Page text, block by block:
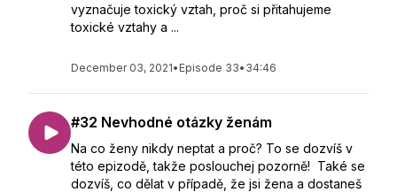
vyznačuje toxický vztah, proč si přitahujeme
toxické vztahy a ...
December 03, 2021• Episode 33• 34:46
#32 Nevhodné otázky ženám
Na co ženy nikdy neptat a proč? To se dozvíš v
této epizodě, takže poslouchej pozorně! Také se
dozvíš, co dělat v případě, že jsi žena a dostaneš